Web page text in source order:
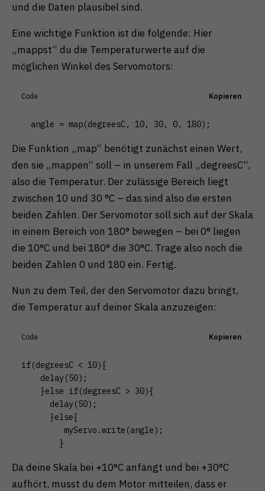
und die Daten plausibel sind.
Eine wichtige Funktion ist die folgende: Hier
„mappst“ du die Temperaturwerte auf die
möglichen Winkel des Servomotors:
Code Kopieren
  angle = map(degreesC, 10, 30, 0, 180);
Die Funktion „map“ benötigt zunächst einen Wert,
den sie „mappen“ soll – in unserem Fall „degreesC“,
also die Temperatur. Der zulässige Bereich liegt
zwischen 10 und 30 °C – das sind also die ersten
beiden Zahlen. Der Servomotor soll sich auf der Skala
in einem Bereich von 180° bewegen – bei 0° liegen
die 10°C und bei 180° die 30°C. Trage also noch die
beiden Zahlen 0 und 180 ein. Fertig.
Nun zu dem Teil, der den Servomotor dazu bringt,
die Temperatur auf deiner Skala anzuzeigen:
Code Kopieren
if(degreesC < 10){
    delay(50);
    }else if(degreesC > 30){
      delay(50);
      }else{
         myServo.write(angle);
        }
Da deine Skala bei +10°C anfängt und bei +30°C
aufhört, musst du dem Motor mitteilen, dass er